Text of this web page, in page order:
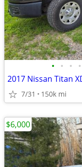
• • • •
2017 Nissan Titan
7/31 150k mi
$6,000